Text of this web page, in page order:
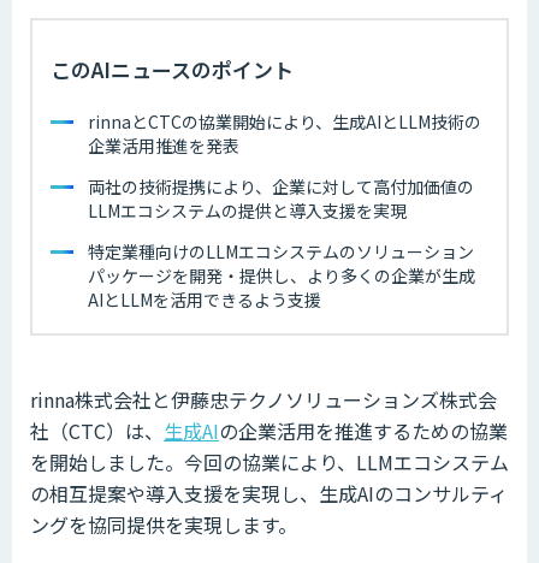
このAIニュースのポイント
rinnaとCTCの協業開始により、生成AIとLLM技術の
企業活用推進を発表
両社の技術提携により、企業に対して高付加価値の
LLMエコシステムの提供と導入支援を実現
特定業種向けのLLMエコシステムのソリューション
パッケージを開発・提供し、より多くの企業が生成
AIとLLMを活用できるよう支援
rinna株式会社と伊藤忠テクノソリューションズ株式会
社（CTC）は、 生成AIの企業活用を推進するための協業
を開始しました。今回の協業により、LLMエコシステム
の相互提案や導入支援を実現し、生成AIのコンサルティ
ングを協同提供を実現します。